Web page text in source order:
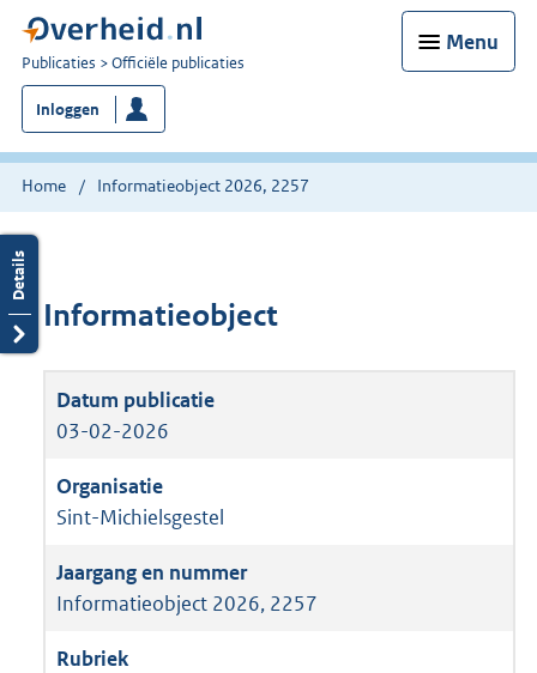
Menu
U
bent
nu
hier:
Publicaties Officiële publicaties
Inloggen
Home Informatieobject 2026, 2257
Informatieobject
03-02-2026
Sint-Michielsgestel
Informatieobject 2026, 2257